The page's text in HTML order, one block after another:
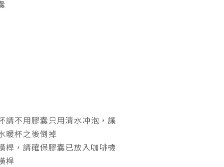
請不用膠囊只用清水冲泡，讓
暖杯之後倒掉
桿，請確保膠囊已放入咖啡機
桿